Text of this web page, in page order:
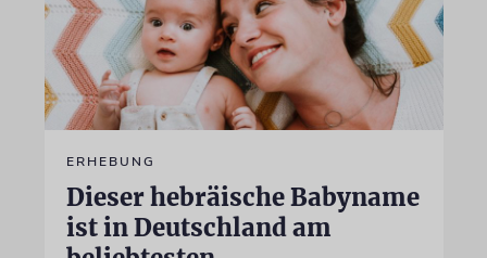
ERHEBUNG
Dieser hebräische Babyname
ist in Deutschland am